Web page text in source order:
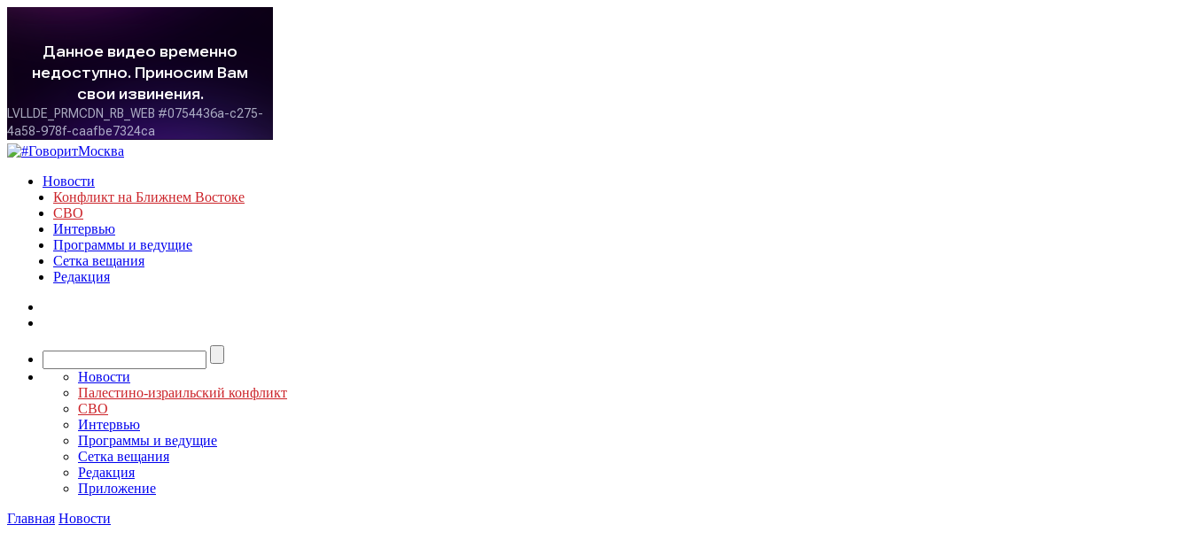
Новости
Конфликт на Ближнем Востоке
СВО
Интервью
Программы и ведущие
Сетка вещания
Редакция
Новости
Палестино-израильский конфликт
СВО
Интервью
Программы и ведущие
Сетка вещания
Редакция
Приложение
Главная Новости